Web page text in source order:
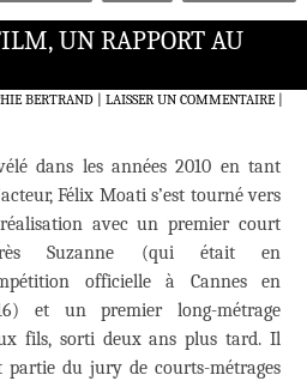
UN RAPPORT AU
BERTRAND LAISSER UN COMMENTAIRE|
dans les années 2010 en tant
Félix Moati s’est tourné vers
avec un premier court
Suzanne (qui était en
officielle à Cannes en
et un premier long-métrage
fils, sorti deux ans plus tard. Il
partie du jury de courts-métrages